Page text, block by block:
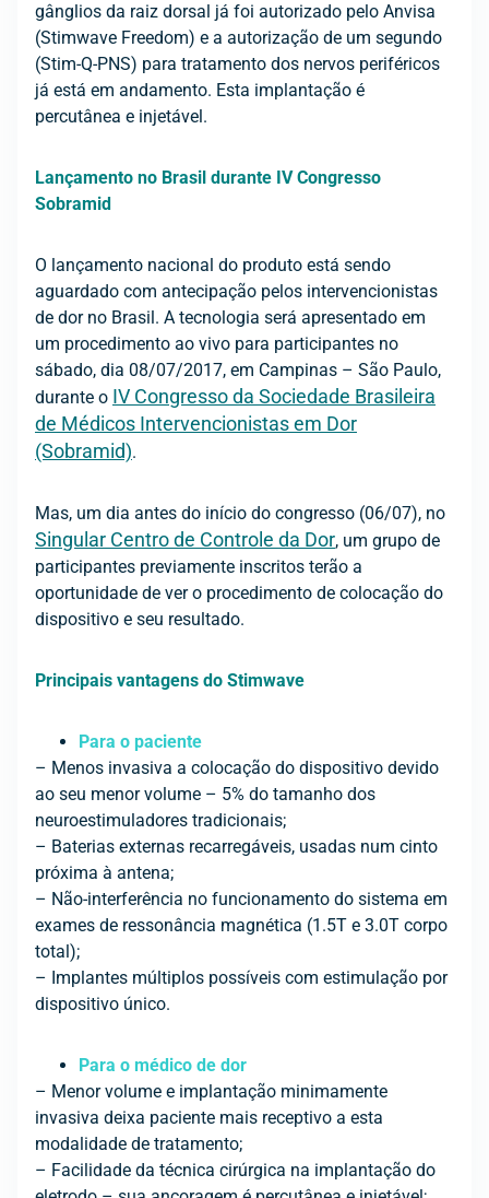
gânglios da raiz dorsal já foi autorizado pelo Anvisa
(Stimwave Freedom) e a autorização de um segundo
(Stim-Q-PNS) para tratamento dos nervos periféricos
já está em andamento. Esta implantação é
percutânea e injetável.
Lançamento no Brasil durante IV Congresso
Sobramid
O lançamento nacional do produto está sendo
aguardado com antecipação pelos intervencionistas
de dor no Brasil. A tecnologia será apresentado em
um procedimento ao vivo para participantes no
sábado, dia 08/07/2017, em Campinas – São Paulo,
durante o IV Congresso da Sociedade Brasileira
de Médicos Intervencionistas em Dor
(Sobramid).
Mas, um dia antes do início do congresso (06/07), no
Singular Centro de Controle da Dor, um grupo de
participantes previamente inscritos terão a
oportunidade de ver o procedimento de colocação do
dispositivo e seu resultado.
Principais vantagens do Stimwave
Para o paciente
– Menos invasiva a colocação do dispositivo devido
ao seu menor volume – 5% do tamanho dos
neuroestimuladores tradicionais;
– Baterias externas recarregáveis, usadas num cinto
próxima à antena;
– Não-interferência no funcionamento do sistema em
exames de ressonância magnética (1.5T e 3.0T corpo
total);
– Implantes múltiplos possíveis com estimulação por
dispositivo único.
Para o médico de dor
– Menor volume e implantação minimamente
invasiva deixa paciente mais receptivo a esta
modalidade de tratamento;
– Facilidade da técnica cirúrgica na implantação do